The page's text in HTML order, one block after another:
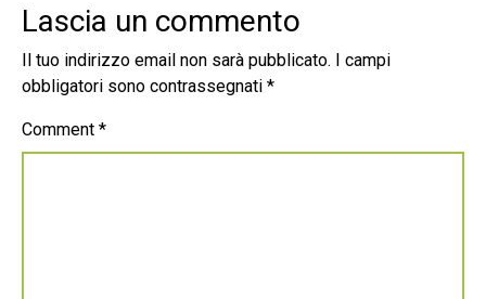
Lascia un commento
Il tuo indirizzo email non sarà pubblicato.
I campi
obbligatori sono contrassegnati *
Comment *